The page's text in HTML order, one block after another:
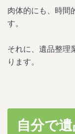
肉体的にも、時間
す。
それに、遺品整理
ります。
自分で